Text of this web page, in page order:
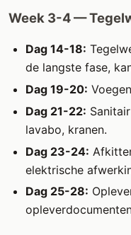
Week 3-4 —
Dag 14-18:
de langste fase,
Dag 19-20:
Dag 21-22:
lavabo, kranen.
Dag 23-24:
elektrische
Dag 25-28: